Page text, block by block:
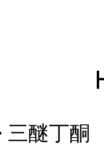
三醚丁酮